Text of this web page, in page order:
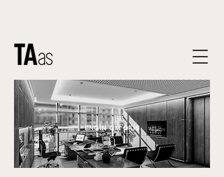
ENGİN GM OFİS